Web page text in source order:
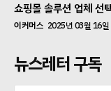
쇼핑몰 솔루션 업체 선
이커머스 2025년 03월 16일
뉴스레터 구독